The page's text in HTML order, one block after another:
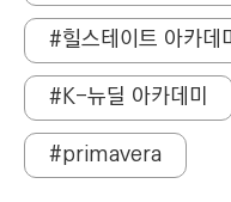
#힐스테이트 아카데
#K-뉴딜 아카데미
#primavera